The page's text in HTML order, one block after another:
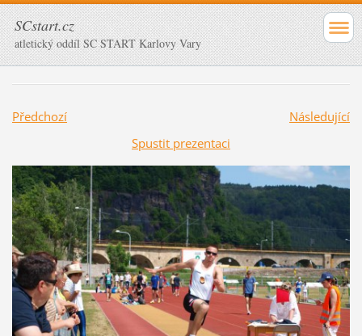
SCstart.cz
atletický oddíl SC START Karlovy Vary
Předchozí
Následující
Spustit prezentaci